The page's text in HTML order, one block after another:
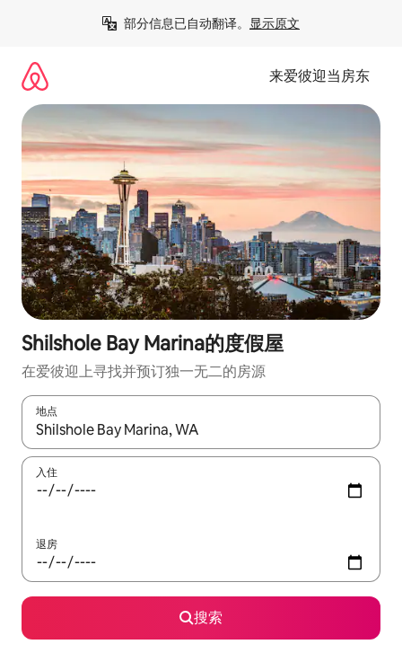
部分信息已自动翻译。 显示原文
来爱彼迎当房东
Shilshole Bay Marina的度假屋
在爱彼迎上寻找并预订独一无二的房源
地点
如有搜索结果，请使用上下方向键查看，或通过点击或滑动手势
入住
退房
搜索